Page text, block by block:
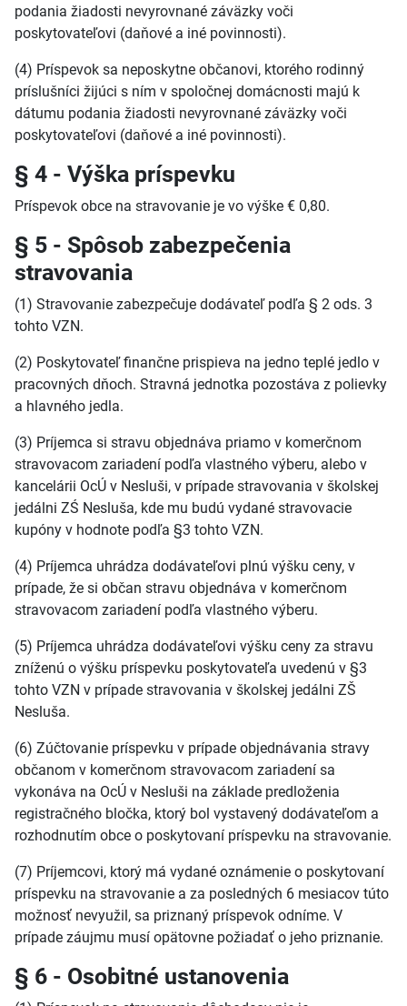
podania žiadosti nevyrovnané záväzky voči
poskytovateľovi (daňové a iné povinnosti).
(4) Príspevok sa neposkytne občanovi, ktorého rodinný
príslušníci žijúci s ním v spoločnej domácnosti majú k
dátumu podania žiadosti nevyrovnané záväzky voči
poskytovateľovi (daňové a iné povinnosti).
§ 4 - Výška príspevku
Príspevok obce na stravovanie je vo výške € 0,80.
§ 5 - Spôsob zabezpečenia
stravovania
(1) Stravovanie zabezpečuje dodávateľ podľa § 2 ods. 3
tohto VZN.
(2) Poskytovateľ finančne prispieva na jedno teplé jedlo v
pracovných dňoch. Stravná jednotka pozostáva z polievky
a hlavného jedla.
(3) Príjemca si stravu objednáva priamo v komerčnom
stravovacom zariadení podľa vlastného výberu, alebo v
kancelárii OcÚ v Nesluši, v prípade stravovania v školskej
jedálni ZŚ Nesluša, kde mu budú vydané stravovacie
kupóny v hodnote podľa §3 tohto VZN.
(4) Príjemca uhrádza dodávateľovi plnú výšku ceny, v
prípade, že si občan stravu objednáva v komerčnom
stravovacom zariadení podľa vlastného výberu.
(5) Príjemca uhrádza dodávateľovi výšku ceny za stravu
zníženú o výšku príspevku poskytovateľa uvedenú v §3
tohto VZN v prípade stravovania v školskej jedálni ZŠ
Nesluša.
(6) Zúčtovanie príspevku v prípade objednávania stravy
občanom v komerčnom stravovacom zariadení sa
vykonáva na OcÚ v Nesluši na základe predloženia
registračného bločka, ktorý bol vystavený dodávateľom a
rozhodnutím obce o poskytovaní príspevku na stravovanie.
(7) Príjemcovi, ktorý má vydané oznámenie o poskytovaní
príspevku na stravovanie a za posledných 6 mesiacov túto
možnosť nevyužil, sa priznaný príspevok odníme. V
prípade záujmu musí opätovne požiadať o jeho priznanie.
§ 6 - Osobitné ustanovenia